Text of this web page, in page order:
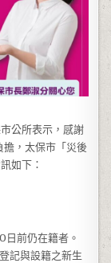
公所表示，感謝
擔，太保市「災後
如下：
日前仍在籍者。
記與設籍之新生